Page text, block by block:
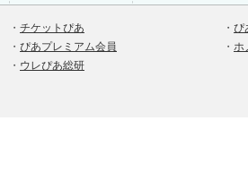
・ チケットぴあ
・ ぴあプレミアム会員
・ ウレぴあ総研
・ ぴ
・ ホ